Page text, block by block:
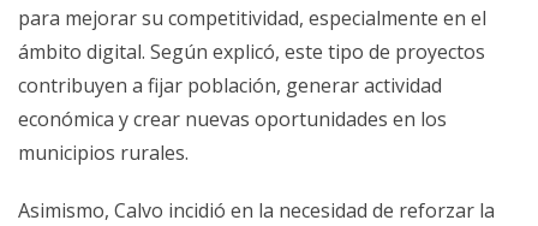
para mejorar su competitividad, especialmente en el
ámbito digital. Según explicó, este tipo de proyectos
contribuyen a fijar población, generar actividad
económica y crear nuevas oportunidades en los
municipios rurales.
Asimismo, Calvo incidió en la necesidad de reforzar la